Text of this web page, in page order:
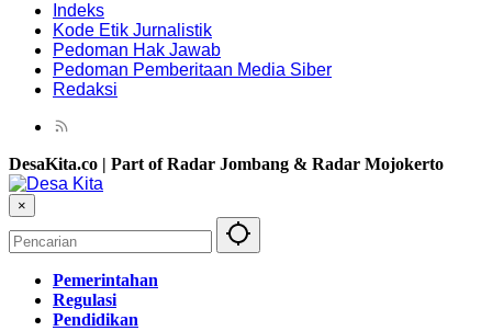
Indeks
Kode Etik Jurnalistik
Pedoman Hak Jawab
Pedoman Pemberitaan Media Siber
Redaksi
DesaKita.co | Part of Radar Jombang & Radar Mojokerto
×
Pemerintahan
Regulasi
Pendidikan